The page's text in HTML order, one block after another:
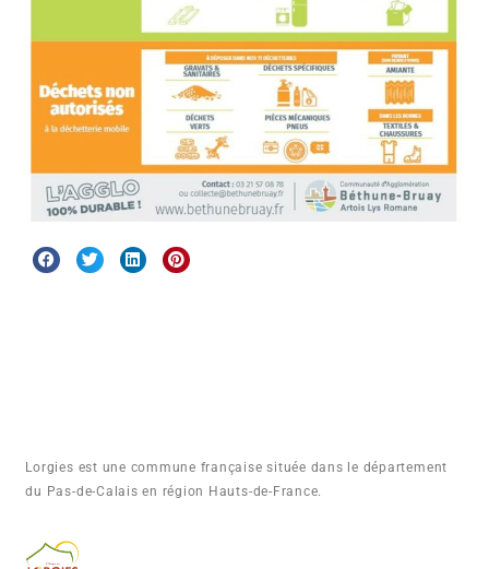
Lorgies est une commune française située dans le département
du Pas-de-Calais en région Hauts-de-France.